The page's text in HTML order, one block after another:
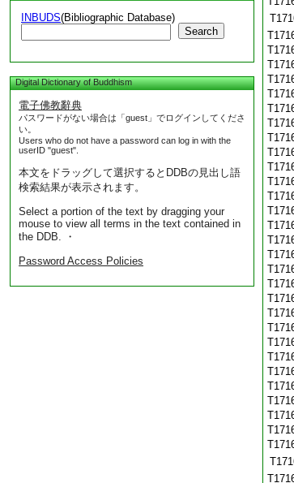
INBUDS(Bibliographic Database)
Search
Digital Dictionary of Buddhism
電子佛教辭典
パスワードがない場合は「guest」でログインしてくださ
い。
Users who do not have a password can log in with the
userID "guest".
本文をドラッグして選択するとDDBの見出し語
検索結果が表示されます。
Select a portion of the text by dragging your
mouse to view all terms in the text contained in
the DDB. ・
Password Access Policies